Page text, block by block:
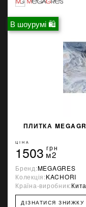
В шоурумі 🛍
ПЛИТКА
ЦІНА
1503 грн
м2
Бренд:MEGAGRES
Колекція:KACHORI
Країна-виробник:
ДІЗНАТИСЯ ЗНИЖКУ